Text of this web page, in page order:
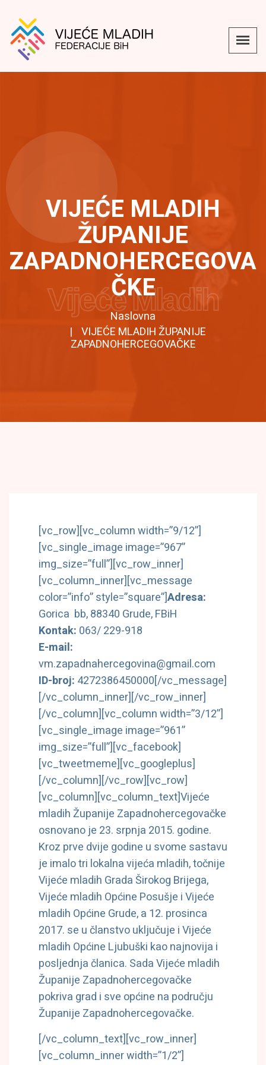
VIJEĆE MLADIH
ŽUPANIJE
ZAPADNOHERCEGOVA
ČKE
Naslovna
VIJEĆE MLADIH ŽUPANIJE
ZAPADNOHERCEGOVAČKE
Vijeće Mladih
[vc_row][vc_column width=”9/12”]
[vc_single_image image=”967”
img_size=”full”][vc_row_inner]
[vc_column_inner][vc_message
color=”info” style=”square”]Adresa:
Gorica bb, 88340 Grude, FBiH
Kontak: 063/ 229-918
E-mail:
vm.zapadnahercegovina@gmail.com
ID-broj: 4272386450000[/vc_message]
[/vc_column_inner][/vc_row_inner]
[/vc_column][vc_column width=”3/12”]
[vc_single_image image=”961”
img_size=”full”][vc_facebook]
[vc_tweetmeme][vc_googleplus]
[/vc_column][/vc_row][vc_row]
[vc_column][vc_column_text]Vijeće
mladih Županije Zapadnohercegovačke
osnovano je 23. srpnja 2015. godine.
Kroz prve dvije godine u svome sastavu
je imalo tri lokalna vijeća mladih, točnije
Vijeće mladih Grada Širokog Brijega,
Vijeće mladih Općine Posušje i Vijeće
mladih Općine Grude, a 12. prosinca
2017. se u članstvo uključuje i Vijeće
mladih Općine Ljubuški kao najnovija i
posljednja članica. Sada Vijeće mladih
Županije Zapadnohercegovačke
pokriva grad i sve općine na području
Županije Zapadnohercegovačke.
[/vc_column_text][vc_row_inner]
[vc_column_inner width=”1/2”]